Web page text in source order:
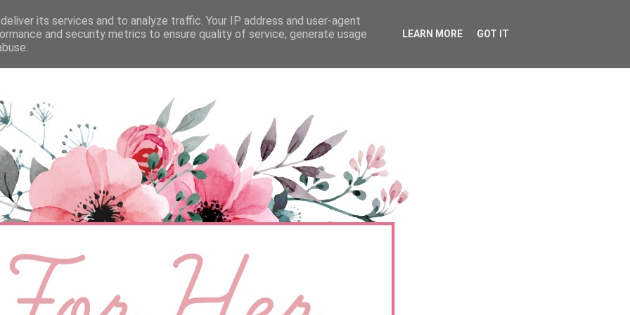
ÉLETMÓD BABA SZEMÉLYES VIDEÓ
its services and to analyze traffic. Your IP address and user-agent
and security metrics to ensure quality of service, generate usage
LEARN MORE GOT IT